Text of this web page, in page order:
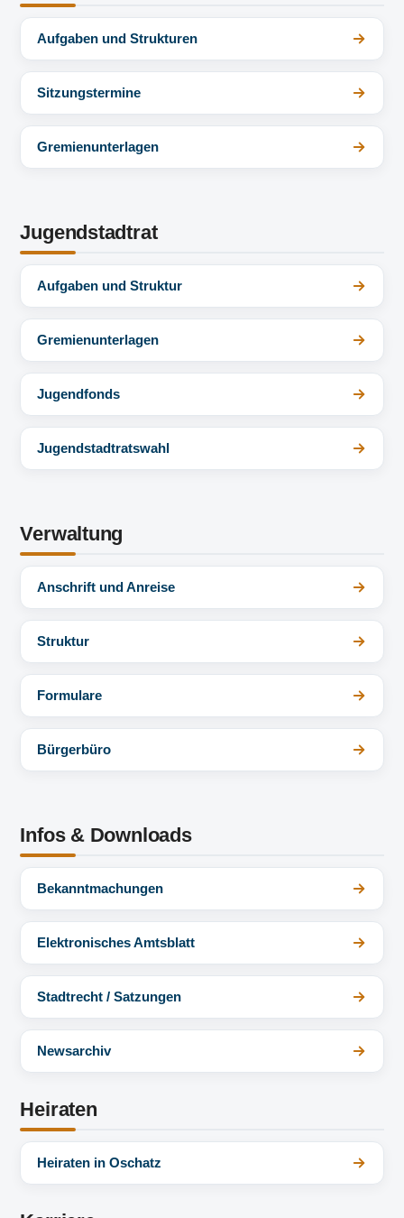
Aufgaben und Strukturen
Sitzungstermine
Gremienunterlagen
Jugendstadtrat
Aufgaben und Struktur
Gremienunterlagen
Jugendfonds
Jugendstadtratswahl
Verwaltung
Anschrift und Anreise
Struktur
Formulare
Bürgerbüro
Infos & Downloads
Bekanntmachungen
Elektronisches Amtsblatt
Stadtrecht / Satzungen
Newsarchiv
Heiraten
Heiraten in Oschatz